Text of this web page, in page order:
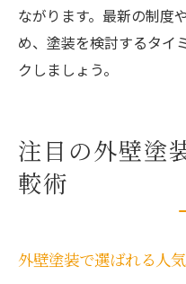
ながります。最新の制度
め、塗装を検討するタイ
クしましょう。
注目の外壁塗
較術
外壁塗装で選ばれる人